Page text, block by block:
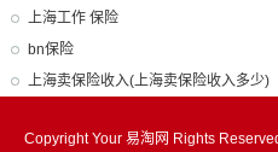
上海工作 保险
bn保险
上海卖保险收入(上海卖保险收入多少)
Copyright Your 易淘网 Rights